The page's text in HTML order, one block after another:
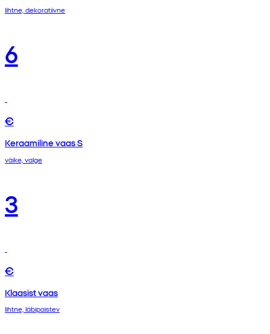
lihtne, dekoratiivne
6
€
Keraamiline vaas S
väike, valge
3
€
Klaasist vaas
lihtne, läbipaistev